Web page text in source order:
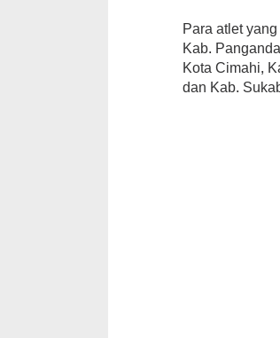
Para atlet
Kab.
Kota Cimahi,
dan Kab.